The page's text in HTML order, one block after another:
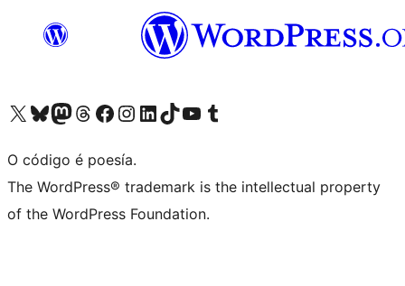
Visita la cuenta de X (anteriormente Twitter)
Visita a nosa conta de Bluesky
Visita a nosa conta de Mastodon
Visita a nosa conta de Threads
Visita a nosa páxina de Facebook
Visita a nosa conta de Instagram
Visita a nosa conta de LinkedIn
Visita a nosa conta de TikTok
Visita a nosa canle de YouTube
Visita a nosa conta de Tumblr
O código é poesía.
The WordPress® trademark is the intellectual property
of the WordPress Foundation.